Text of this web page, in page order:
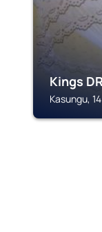
Kings
Kasungu,